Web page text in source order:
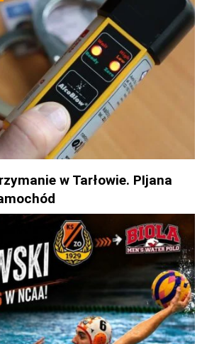
w Tarłowie. PIjana